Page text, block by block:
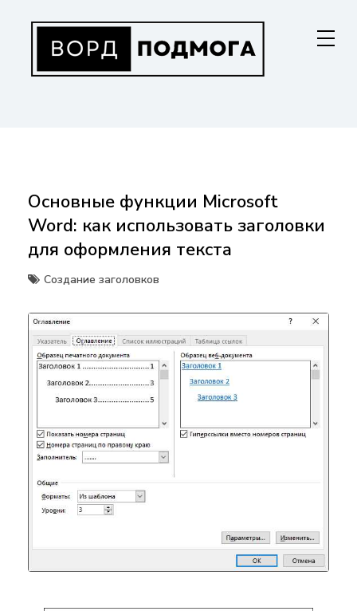
содержанию
Основные функции Microsoft
Word: как использовать заголовки
для оформления текста
Создание заголовков